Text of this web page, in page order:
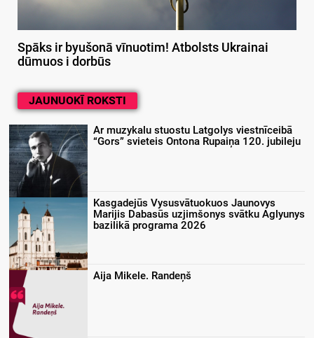
Spāks ir byušonā vīnuotim! Atbolsts Ukrainai
dūmuos i dorbūs
JAUNUOKĪ ROKSTI
Ar muzykalu stuostu Latgolys viestnīceibā
“Gors” svieteis Ontona Rupaiņa 120. jubileju
Kasgadejūs Vysusvātuokuos Jaunovys
Marijis Dabasūs uzjimšonys svātku Aglyunys
bazilikā programa 2026
Aija Mikele. Randeņš